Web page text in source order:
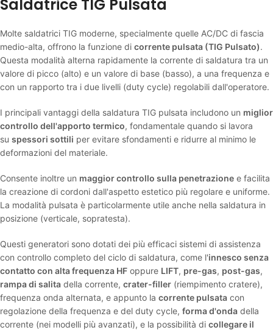
Saldatrice TIG Pulsata
Molte saldatrici TIG moderne, specialmente quelle AC/DC di fascia
medio-alta, offrono la funzione di corrente pulsata (TIG Pulsato).
Questa modalità alterna rapidamente la corrente di saldatura tra un
valore di picco (alto) e un valore di base (basso), a una frequenza e
con un rapporto tra i due livelli (duty cycle) regolabili dall'operatore.
I principali vantaggi della saldatura TIG pulsata includono un miglior
controllo dell'apporto termico, fondamentale quando si lavora
su spessori sottili per evitare sfondamenti e ridurre al minimo le
deformazioni del materiale.
Consente inoltre un maggior controllo sulla penetrazione e facilita
la creazione di cordoni dall'aspetto estetico più regolare e uniforme.
La modalità pulsata è particolarmente utile anche nella saldatura in
posizione (verticale, sopratesta).
Questi generatori sono dotati dei più efficaci sistemi di assistenza
con controllo completo del ciclo di saldatura, come l'innesco senza
contatto con alta frequenza HF oppure LIFT, pre-gas, post-gas,
rampa di salita della corrente, crater-filler (riempimento cratere),
frequenza onda alternata, e appunto la corrente pulsata con
regolazione della frequenza e del duty cycle, forma d'onda della
corrente (nei modelli più avanzati), e la possibilità di collegare il